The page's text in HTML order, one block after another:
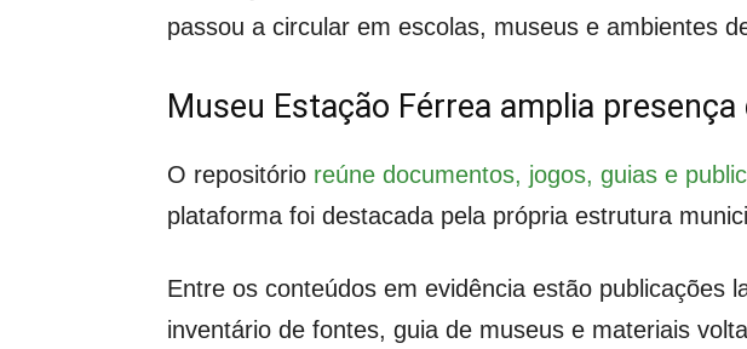
passou a circular em escolas, museus e ambientes
Museu Estação Férrea amplia
O repositório reúne documentos, jogos, guias e
plataforma foi destacada pela própria estrutura
Entre os conteúdos em evidência estão publicações
inventário de fontes, guia de museus e materiais